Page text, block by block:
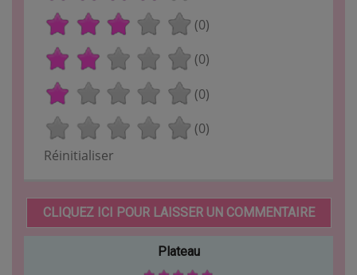
(0)
(0)
(0)
(0)
Réinitialiser
CLIQUEZ ICI POUR LAISSER UN COMMENTAIRE
Plateau